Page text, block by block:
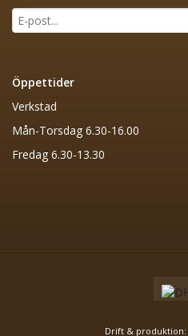
Öppettider
Verkstad
Mån-Torsdag 6.30-16.00
Fredag 6.30-13.30
Drift & produktion: